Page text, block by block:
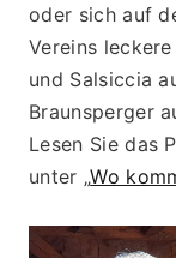
oder sich auf
Vereins
und Salsiccia
Braunsperger
Lesen Sie das
unter „Wo